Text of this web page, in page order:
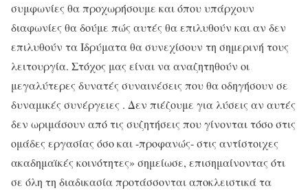
συμφωνίες θα προχωρήσουμε και όπου υπάρχουν
διαφωνίες θα δούμε πώς αυτές θα επιλυθούν και αν δεν
επιλυθούν τα Ιδρύματα θα συνεχίσουν τη σημερινή τους
λειτουργία. Στόχος μας είναι να αναζητηθούν οι
μεγαλύτερες δυνατές συναινέσεις που θα οδηγήσουν σε
δυναμικές συνέργειες . Δεν πιέζουμε για λύσεις αν αυτές
δεν ωριμάσουν από τις συζητήσεις που γίνονται τόσο στις
ομάδες εργασίας όσο και -προφανώς- στις αντίστοιχες
ακαδημαϊκές κοινότητες» σημείωσε, επισημαίνοντας ότι
σε όλη τη διαδικασία προτάσσονται αποκλειστικά τα